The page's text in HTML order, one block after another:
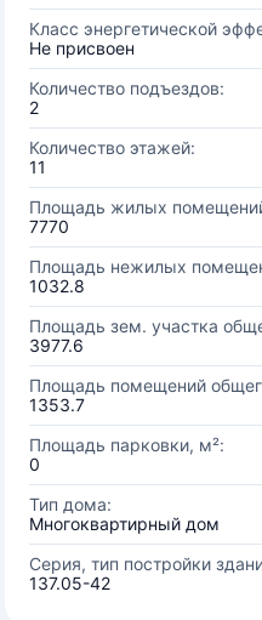
Класс энергетической
Не присвоен
Количество подъездов:
2
Количество этажей:
11
Площадь жилых
7770
Площадь нежилых
1032.8
Площадь зем. участка
3977.6
Площадь помещений
1353.7
Площадь парковки, м²:
0
Тип дома:
Многоквартирный дом
Серия, тип постройки
137.05-42